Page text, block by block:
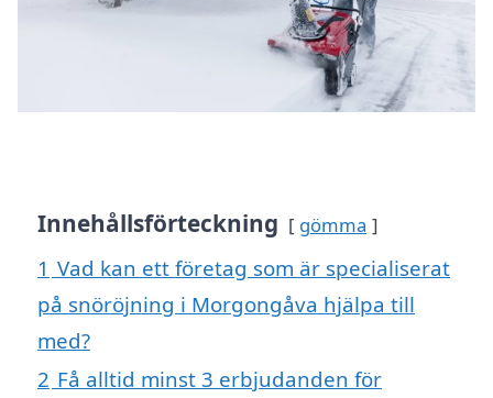
Innehållsförteckning gömma
1 Vad kan ett företag som är specialiserat
på snöröjning i Morgongåva hjälpa till
med?
2 Få alltid minst 3 erbjudanden för